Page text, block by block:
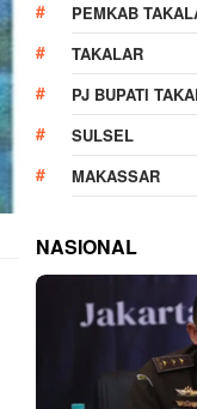
PEMKAB
TAKALAR
PJ BUPATI
SULSEL
MAKASSAR
NASIONAL